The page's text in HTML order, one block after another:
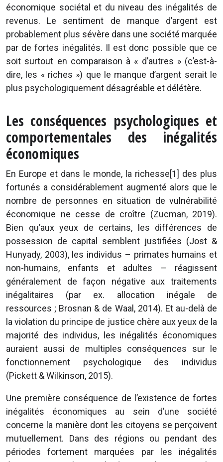
économique sociétal et du niveau des inégalités de
revenus. Le sentiment de manque d’argent est
probablement plus sévère dans une société marquée
par de fortes inégalités. Il est donc possible que ce
soit surtout en comparaison à « d’autres » (c’est-à-
dire, les « riches ») que le manque d’argent serait le
plus psychologiquement désagréable et délétère.
Les conséquences psychologiques et
comportementales des inégalités
économiques
En Europe et dans le monde, la richesse[1] des plus
fortunés a considérablement augmenté alors que le
nombre de personnes en situation de vulnérabilité
économique ne cesse de croître (Zucman, 2019).
Bien qu’aux yeux de certains, les différences de
possession de capital semblent justifiées (Jost &
Hunyady, 2003), les individus – primates humains et
non-humains, enfants et adultes – réagissent
généralement de façon négative aux traitements
inégalitaires (par ex. allocation inégale de
ressources ; Brosnan & de Waal, 2014). Et au-delà de
la violation du principe de justice chère aux yeux de la
majorité des individus, les inégalités économiques
auraient aussi de multiples conséquences sur le
fonctionnement psychologique des individus
(Pickett & Wilkinson, 2015).
Une première conséquence de l’existence de fortes
inégalités économiques au sein d’une société
concerne la manière dont les citoyens se perçoivent
mutuellement. Dans des régions ou pendant des
périodes fortement marquées par les inégalités